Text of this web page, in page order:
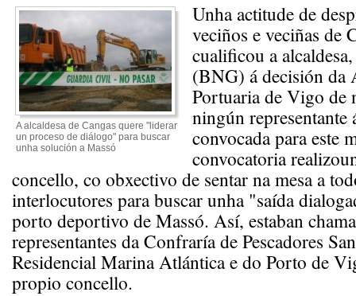
A alcaldesa de Cangas quere "liderar
un proceso de diálogo" para buscar
unha solución a Massó
Unha actitude de
veciños e veciñas de
cualificou a
(BNG) á decisión da
Portuaria de Vigo de
ningún representante
convocada para este
convocatoria
concello, co obxectivo de sentar na mesa a
interlocutores para buscar unha "saída
porto deportivo de Massó. Así, estaban
representantes da Confraría de Pescadores
Residencial Marina Atlántica e do Porto de
propio concello.